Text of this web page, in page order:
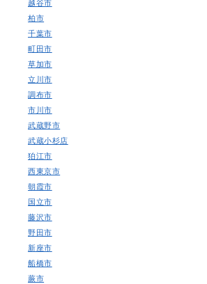
越谷市
柏市
千葉市
町田市
草加市
立川市
調布市
市川市
武蔵野市
武蔵小杉店
狛江市
西東京市
朝霞市
国立市
藤沢市
野田市
新座市
船橋市
蕨市